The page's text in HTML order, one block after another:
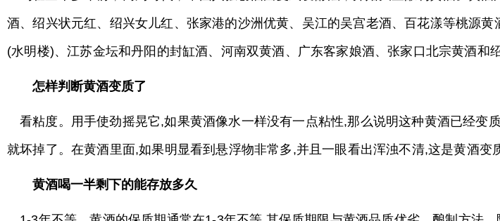
酒、绍兴状元红、绍兴女儿红、张家港的沙洲优黄、吴江的吴宫老酒、百花漾等桃源
(水明楼)、江苏金坛和丹阳的封缸酒、河南双黄酒、广东客家娘酒、张家口北宗黄酒和
怎样判断黄酒变质了
看粘度。用手使劲摇晃它,如果黄酒像水一样没有一点粘性,那么说明这种黄酒已经
就坏掉了。在黄酒里面,如果明显看到悬浮物非常多,并且一眼看出浑浊不清,这是黄酒
黄酒喝一半剩下的能存放多久